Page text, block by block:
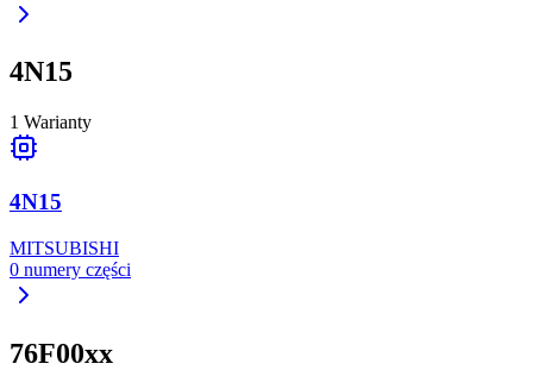
4N15
1 Warianty
4N15
MITSUBISHI
0 numery części
76F00xx